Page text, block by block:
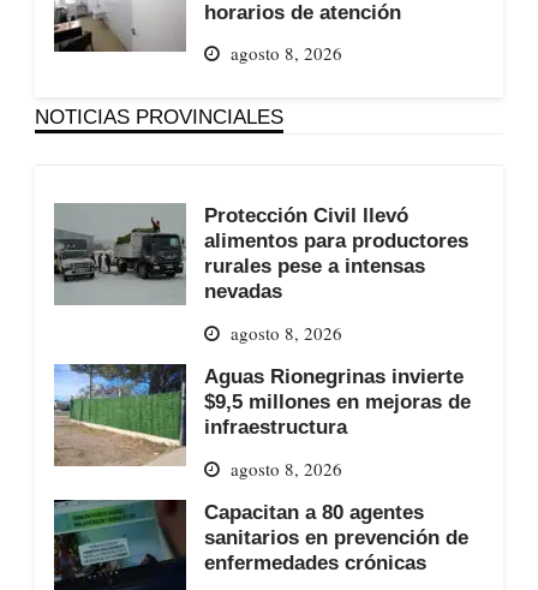
horarios de atención
agosto 8, 2026
NOTICIAS PROVINCIALES
Protección Civil llevó
alimentos para productores
rurales pese a intensas
nevadas
agosto 8, 2026
Aguas Rionegrinas invierte
$9,5 millones en mejoras de
infraestructura
agosto 8, 2026
Capacitan a 80 agentes
sanitarios en prevención de
enfermedades crónicas